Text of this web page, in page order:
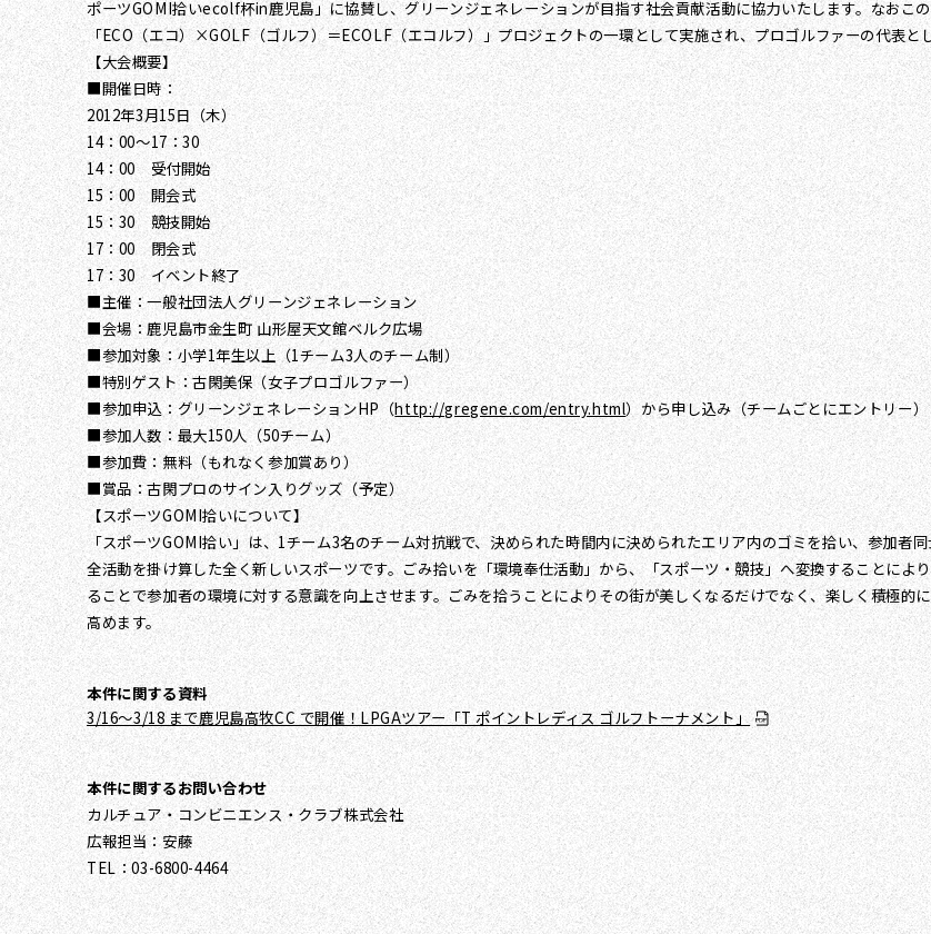
ポーツGOMI拾いecolf杯in鹿児島」に協賛し、グリーンジェネレーションが目指す社会貢献活動に協力いたします。なおこ
「ECO（エコ）×GOLF（ゴルフ）＝ECOLF（エコルフ）」プロジェクトの一環として実施され、プロゴルファーの代表と
【大会概要】
■開催日時：
2012年3月15日（木）
14：00～17：30
14：00 受付開始
15：00 開会式
15：30 競技開始
17：00 閉会式
17：30 イベント終了
■主催：一般社団法人グリーンジェネレーション
■会場：鹿児島市金生町 山形屋天文館ベルク広場
■参加対象：小学1年生以上（1チーム3人のチーム制）
■特別ゲスト：古閑美保（女子プロゴルファー）
■参加申込：グリーンジェネレーションHP（http://gregene.com/entry.html）から申し込み（チームごとにエントリー）
■参加人数：最大150人（50チーム）
■参加費：無料（もれなく参加賞あり）
■賞品：古閑プロのサイン入りグッズ（予定）
【スポーツGOMI拾いについて】
「スポーツGOMI拾い」は、1チーム3名のチーム対抗戦で、決められた時間内に決められたエリア内のゴミを拾い、参加者
全活動を掛け算した全く新しいスポーツです。ごみ拾いを「環境奉仕活動」から、「スポーツ・競技」へ変換することによ
ることで参加者の環境に対する意識を向上させます。ごみを拾うことによりその街が美しくなるだけでなく、楽しく積極
高めます。
本件に関する資料
3/16～3/18 まで鹿児島高牧CC で開催！LPGAツアー「T ポイントレディス ゴルフトーナメント」
本件に関するお問い合わせ
カルチュア・コンビニエンス・クラブ株式会社
広報担当：安藤
TEL：03-6800-4464